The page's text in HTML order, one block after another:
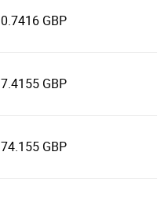
0.7416 GBP
7.4155 GBP
74.155 GBP